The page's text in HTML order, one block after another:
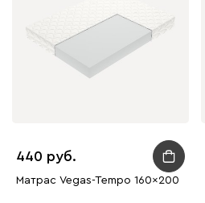
440
Матрас Vegas-Tempo 160x200